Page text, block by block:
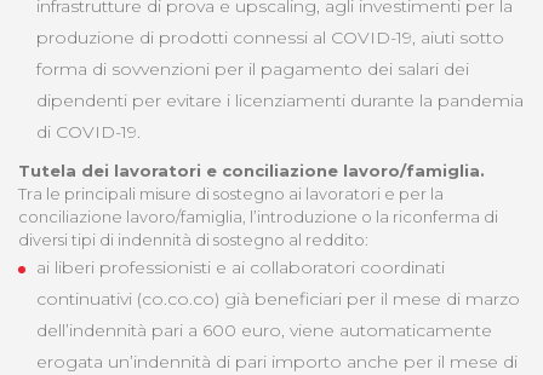
infrastrutture di prova e upscaling, agli investimenti per la
produzione di prodotti connessi al COVID-19, aiuti sotto
forma di sovvenzioni per il pagamento dei salari dei
dipendenti per evitare i licenziamenti durante la pandemia
di COVID-19.
Tutela dei lavoratori e conciliazione lavoro/famiglia.
Tra le principali misure di sostegno ai lavoratori e per la
conciliazione lavoro/famiglia, l’introduzione o la riconferma di
diversi tipi di indennità di sostegno al reddito:
ai liberi professionisti e ai collaboratori coordinati
continuativi (co.co.co) già beneficiari per il mese di marzo
dell’indennità pari a 600 euro, viene automaticamente
erogata un’indennità di pari importo anche per il mese di